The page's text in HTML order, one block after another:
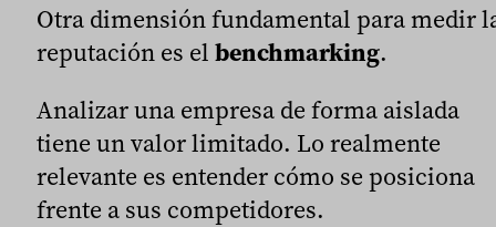
Otra dimensión fundamental para medir
reputación es el benchmarking.
Analizar una empresa de forma aislada
tiene un valor limitado. Lo realmente
relevante es entender cómo se posiciona
frente a sus competidores.